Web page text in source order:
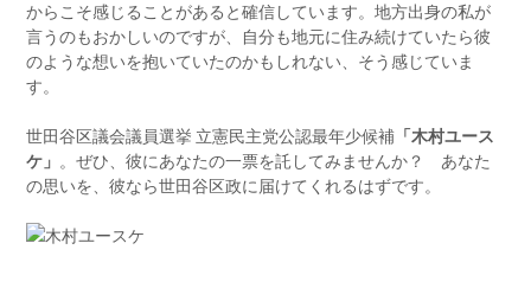
からこそ感じることがあると確信しています。地方出身の私が
言うのもおかしいのですが、自分も地元に住み続けていたら彼
のような想いを抱いていたのかもしれない、そう感じていま
す。
世田谷区議会議員選挙 立憲民主党公認最年少候補 「木村ユース
ケ」 。ぜひ、彼にあなたの一票を託してみませんか？ あなた
の思いを、彼なら世田谷区政に届けてくれるはずです。